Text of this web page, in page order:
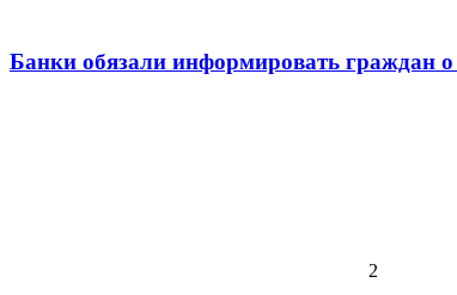
Банки обязали информировать граждан
2